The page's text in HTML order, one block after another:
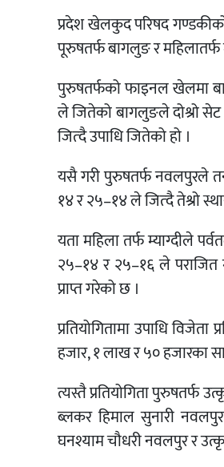
प्रदेश खेलकुद परिषद
पूरुषतर्फ बागलुङ र
पुरुषतर्फको फाइनल खेलमा
ले जितेको बागलुङले दोश्रो
जित्दै उपाधि जितेको हो ।
यसै गरी पुरुषतर्फ नवलपुरले
१४ र २५–१४ ले जित्दै तेश्रो
यता महिला तर्फ म्याग्दीले
२५–१४ र २५–१६ ले पराजित
प्राप्त गरेको छ ।
प्रतियोगितामा उपाधि
हजार, १ लाख र ५० हजारका
त्यस्तै प्रतियोगिता पुरुषतर्फ
ब्लकर हिमाल सुनारी
घनश्याम चौधरी नवलपुर र